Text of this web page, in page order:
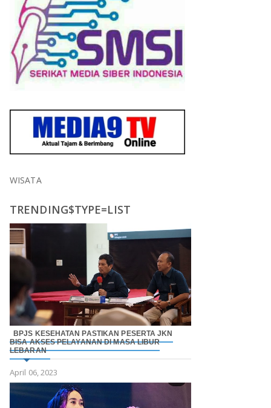
WISATA
TRENDING$TYPE=LIST
BPJS KESEHATAN PASTIKAN PESERTA JKN
BISA AKSES PELAYANAN DI MASA LIBUR
LEBARAN
April 06, 2023